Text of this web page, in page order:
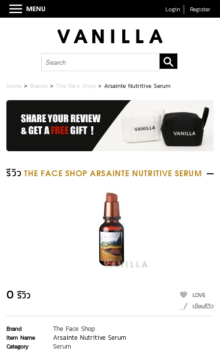
Login Register
Home > Brands >The Face Shop >Arsainte Nutritive Serum
รีวิว THE FACE SHOP ARSAINTE NUTRITIVE SERUM
0 รีวิว
LOVE
เขียนรีวิว
Brand The Face Shop
Item Name Arsainte Nutritive Serum
Category Serum